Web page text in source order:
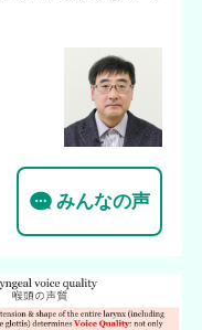
みんなの声